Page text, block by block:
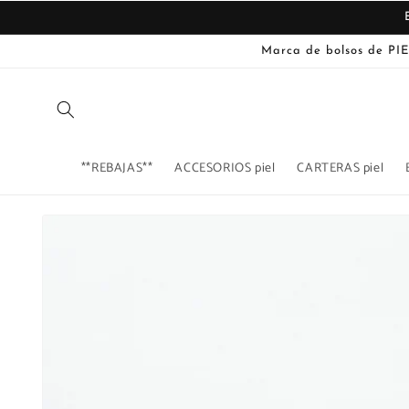
al contenido
Marca de bolsos de
**REBAJAS** ACCESORIOS piel CARTERAS piel